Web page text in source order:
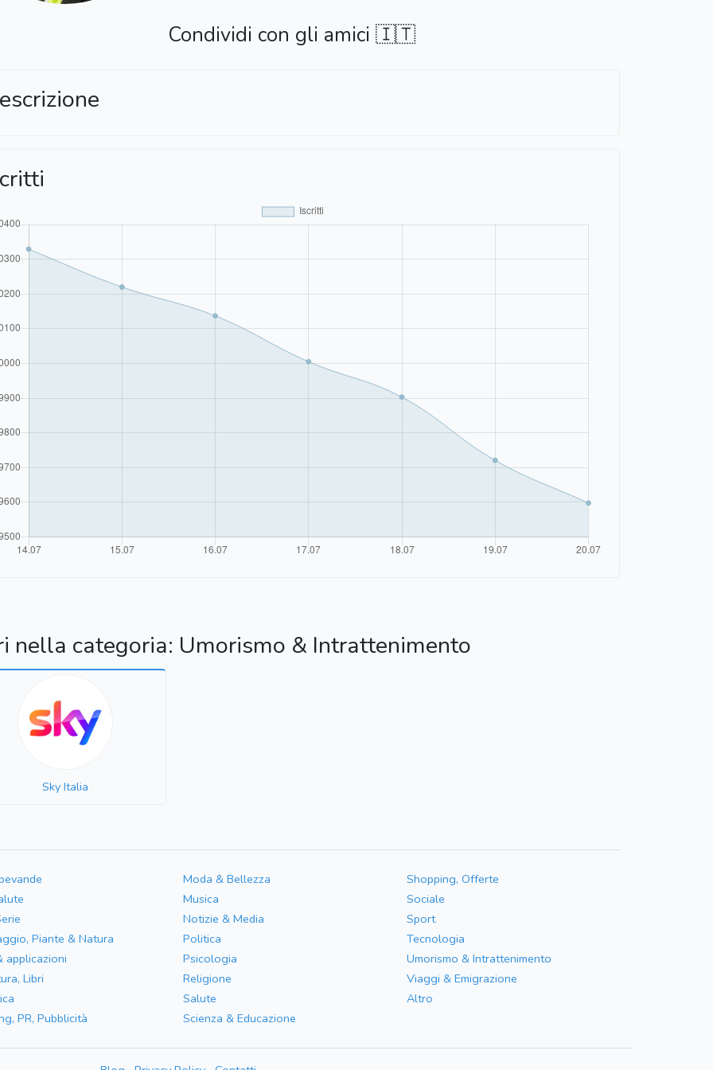
Condividi con gli amici 🇮🇹
nella categoria: Umorismo & Intrattenimento
Sky Italia
Piante & Natura
applicazioni
Libri
PR, Pubblicità
Moda & Bellezza
Musica
Notizie & Media
Politica
Psicologia
Religione
Salute
Scienza & Educazione
Shopping, Offerte
Sociale
Sport
Tecnologia
Umorismo & Intrattenimento
Viaggi & Emigrazione
Altro